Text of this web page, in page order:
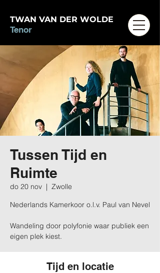
TWAN VAN DER WOLDE
Tenor
Tussen Tijd en
Ruimte
do 20 nov
  |
Zwolle
Nederlands Kamerkoor o.l.v. Paul van Nevel
Wandeling door polyfonie waar publiek een
eigen plek kiest.
Tijd en locatie